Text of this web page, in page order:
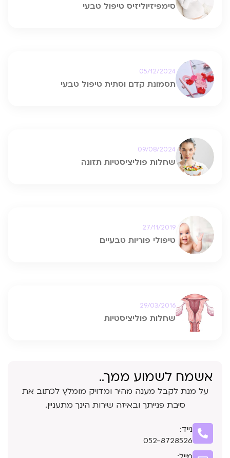
סימפיזיוליזיס טיפול טבעי
תסמונת קדם וסתית טיפול טבעי
05/12/2024
שחלות פוליציסטיות תזונה
09/08/2024
טיפולי פוריות טבעיים
27/11/2019
שחלות פוליציסטיות
29/03/2016
אשמח לשמוע ממך..
על מנת לקבל מענה מהיר ומדויק מומלץ לכתוב את
סיבת פנייתך ובאיזה שירות הינך מתעניין.
נייד:
052-8728526